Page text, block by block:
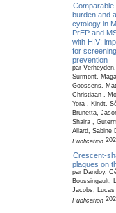
Comparable
burden and
cytology in
PrEP and
with HIV:
for
prevention
par
Surmont,
Goossens,
Christiaan ,
Yora , Kindt,
Brunetta,
Shaira ,
Allard, Sabine
Publication
Crescent-
plaques on
par Dandoy,
Boussingault,
Jacobs, Lucas
Publication